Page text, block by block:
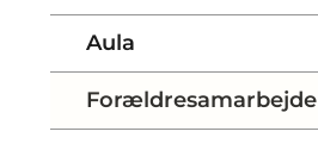
Aula
Forældresamarbejde